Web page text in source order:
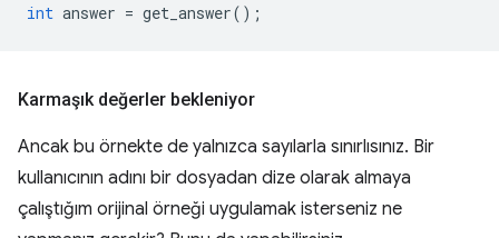
int answer = get_answer();
Karmaşık değerler bekleniyor
Ancak bu örnekte de yalnızca sayılarla sınırlısınız. Bir
kullanıcının adını bir dosyadan dize olarak almaya
çalıştığım orijinal örneği uygulamak isterseniz ne